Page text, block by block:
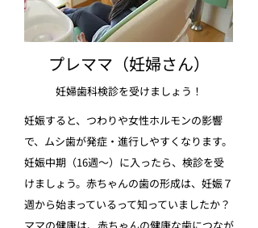
プレママ（妊婦さん）
妊婦歯科検診を受けましょう！
妊娠すると、つわりや女性ホルモンの影響
で、ムシ歯が発症・進行しやすくなります。
妊娠中期（16週～）に入ったら、検診を受
けましょう。赤ちゃんの歯の形成は、妊娠７
週から始まっているって知っていましたか？